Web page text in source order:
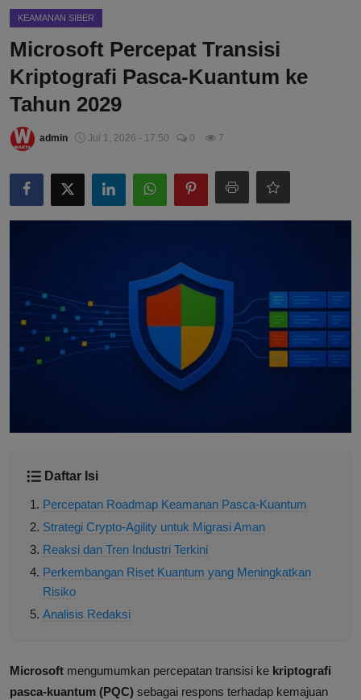
KEAMANAN SIBER
Microsoft Percepat Transisi
Kriptografi Pasca-Kuantum ke
Tahun 2029
admin Jul 1, 2026 - 17:50 0 7
Daftar Isi
Percepatan Roadmap Keamanan Pasca-Kuantum
Strategi Crypto-Agility untuk Migrasi Aman
Reaksi dan Tren Industri Terkini
Perkembangan Riset Kuantum yang Meningkatkan
Risiko
Analisis Redaksi
Microsoft mengumumkan percepatan transisi ke kriptografi
pasca-kuantum (PQC) sebagai respons terhadap kemajuan